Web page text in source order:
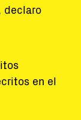
declaro
en el